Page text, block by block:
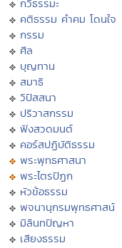
กวีธรรมะ
คติธรรม คำคม โดนใจ
กรรม
ศีล
บุญทาน
สมาธิ
วิปัสสนา
ปริวาสกรรม
ฟังสวดมนต์
คอร์สปฏิบัติธรรม
พระพุทธศาสนา
พระไตรปิฏก
หัวข้อธรรม
พจนานุกรมพุทธศาสน์
มิลินทปัญหา
เสียงธรรม